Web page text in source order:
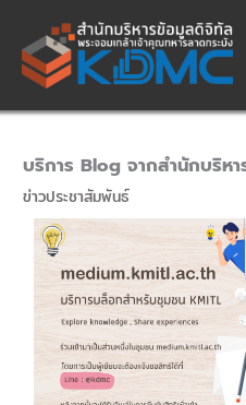
content
บริการ Blog จากสำนักบริห
ข่าวประชาสัมพันธ์